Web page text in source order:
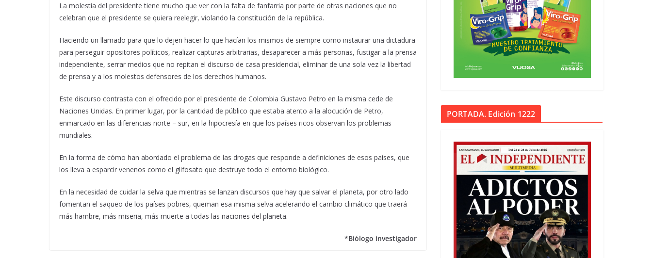
La molestia del presidente tiene mucho que ver con la falta de fanfarria por parte de otras naciones que no
celebran que el presidente se quiera reelegir, violando la constitución de la república.
Haciendo un llamado para que lo dejen hacer lo que hacían los mismos de siempre como instaurar una dictadura
para perseguir opositores políticos, realizar capturas arbitrarias, desaparecer a más personas, fustigar a la prensa
independiente, serrar medios que no repitan el discurso de casa presidencial, eliminar de una sola vez la libertad
de prensa y a los molestos defensores de los derechos humanos.
Este discurso contrasta con el ofrecido por el presidente de Colombia Gustavo Petro en la misma cede de
Naciones Unidas. En primer lugar, por la cantidad de público que estaba atento a la alocución de Petro,
enmarcado en las diferencias norte – sur, en la hipocresía en que los países ricos observan los problemas
mundiales.
En la forma de cómo han abordado el problema de las drogas que responde a definiciones de esos países, que
los lleva a esparcir venenos como el glifosato que destruye todo el entorno biológico.
En la necesidad de cuidar la selva que mientras se lanzan discursos que hay que salvar el planeta, por otro lado
fomentan el saqueo de los países pobres, queman esa misma selva acelerando el cambio climático que traerá
más hambre, más miseria, más muerte a todas las naciones del planeta.
*Biólogo investigador
PORTADA. Edición 1222